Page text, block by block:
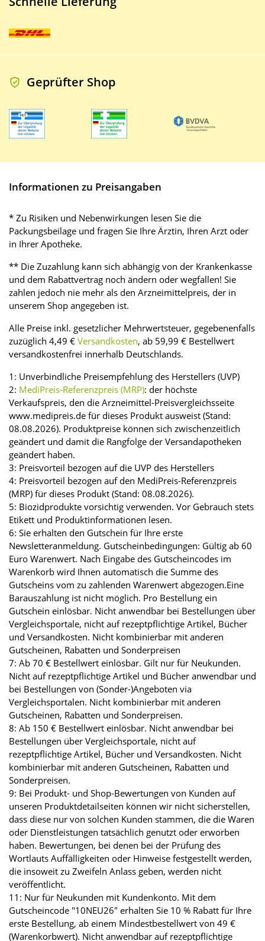
Geprüfter Shop
Informationen zu Preisangaben
* Zu Risiken und Nebenwirkungen lesen Sie die
Packungsbeilage und fragen Sie Ihre Ärztin, Ihren Arzt oder
in Ihrer Apotheke.
** Die Zuzahlung kann sich abhängig von der Krankenkasse
und dem Rabattvertrag noch ändern oder wegfallen! Sie
zahlen jedoch nie mehr als den Arzneimittelpreis, der in
unserem Shop angegeben ist.
Alle Preise inkl. gesetzlicher Mehrwertsteuer, gegebenenfalls
zuzüglich 4,49 € Versandkosten, ab 59,99 € Bestellwert
versandkostenfrei innerhalb Deutschlands.
1: Unverbindliche Preisempfehlung des Herstellers (UVP)
2: MediPreis-Referenzpreis (MRP): der höchste
Verkaufspreis, den die Arzneimittel-Preisvergleichsseite
www.medipreis.de für dieses Produkt ausweist (Stand:
08.08.2026). Produktpreise können sich zwischenzeitlich
geändert und damit die Rangfolge der Versandapotheken
geändert haben.
3: Preisvorteil bezogen auf die UVP des Herstellers
4: Preisvorteil bezogen auf den MediPreis-Referenzpreis
(MRP) für dieses Produkt (Stand: 08.08.2026).
5: Biozidprodukte vorsichtig verwenden. Vor Gebrauch stets
Etikett und Produktinformationen lesen.
6: Sie erhalten den Gutschein für Ihre erste
Newsletteranmeldung. Gutscheinbedingungen: Gültig ab 60
Euro Warenwert. Nach Eingabe des Gutscheincodes im
Warenkorb wird Ihnen automatisch die Summe des
Gutscheins vom zu zahlenden Warenwert abgezogen.Eine
Barauszahlung ist nicht möglich. Pro Bestellung ein
Gutschein einlösbar. Nicht anwendbar bei Bestellungen über
Vergleichsportale, nicht auf rezeptpflichtige Artikel, Bücher
und Versandkosten. Nicht kombinierbar mit anderen
Gutscheinen, Rabatten und Sonderpreisen
7: Ab 70 € Bestellwert einlösbar. Gilt nur für Neukunden.
Nicht auf rezeptpflichtige Artikel und Bücher anwendbar und
bei Bestellungen von (Sonder-)Angeboten via
Vergleichsportalen. Nicht kombinierbar mit anderen
Gutscheinen, Rabatten und Sonderpreisen.
8: Ab 150 € Bestellwert einlösbar. Nicht anwendbar bei
Bestellungen über Vergleichsportale, nicht auf
rezeptpflichtige Artikel, Bücher und Versandkosten. Nicht
kombinierbar mit anderen Gutscheinen, Rabatten und
Sonderpreisen.
9: Bei Produkt- und Shop-Bewertungen von Kunden auf
unseren Produktdetailseiten können wir nicht sicherstellen,
dass diese nur von solchen Kunden stammen, die die Waren
oder Dienstleistungen tatsächlich genutzt oder erworben
haben. Bewertungen, bei denen bei der Prüfung des
Wortlauts Auffälligkeiten oder Hinweise festgestellt werden,
die insoweit zu Zweifeln Anlass geben, werden nicht
veröffentlicht.
11: Nur für Neukunden mit Kundenkonto. Mit dem
Gutscheincode "10NEU26" erhalten Sie 10 % Rabatt für Ihre
erste Bestellung, ab einem Mindestbestellwert von 49 €
(Warenkorbwert). Nicht anwendbar auf rezeptpflichtige